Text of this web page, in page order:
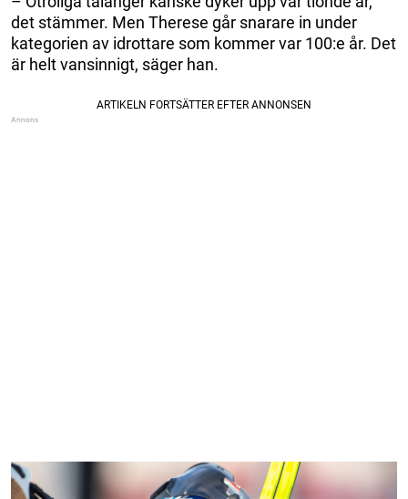
det stämmer. Men Therese går snarare in under
kategorien av idrottare som kommer var 100:e år. Det
är helt vansinnigt, säger han.